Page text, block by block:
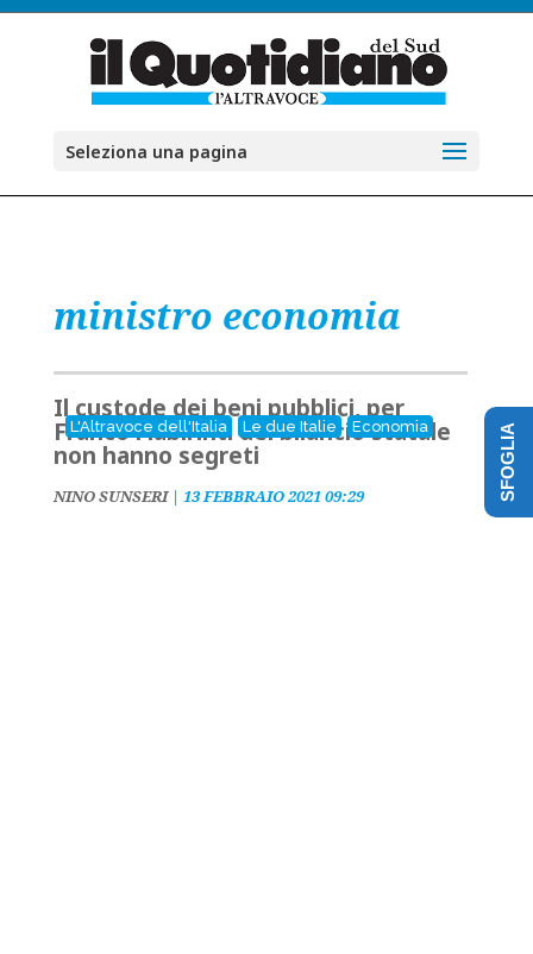
Seleziona una pagina
ministro economia
L'Altravoce dell'Italia Le due Italie Economia
Il custode dei beni pubblici, per
Franco i labirinti del bilancio statale
non hanno segreti
NINO SUNSERI| 13 FEBBRAIO 2021 09:29 SFOGLIA